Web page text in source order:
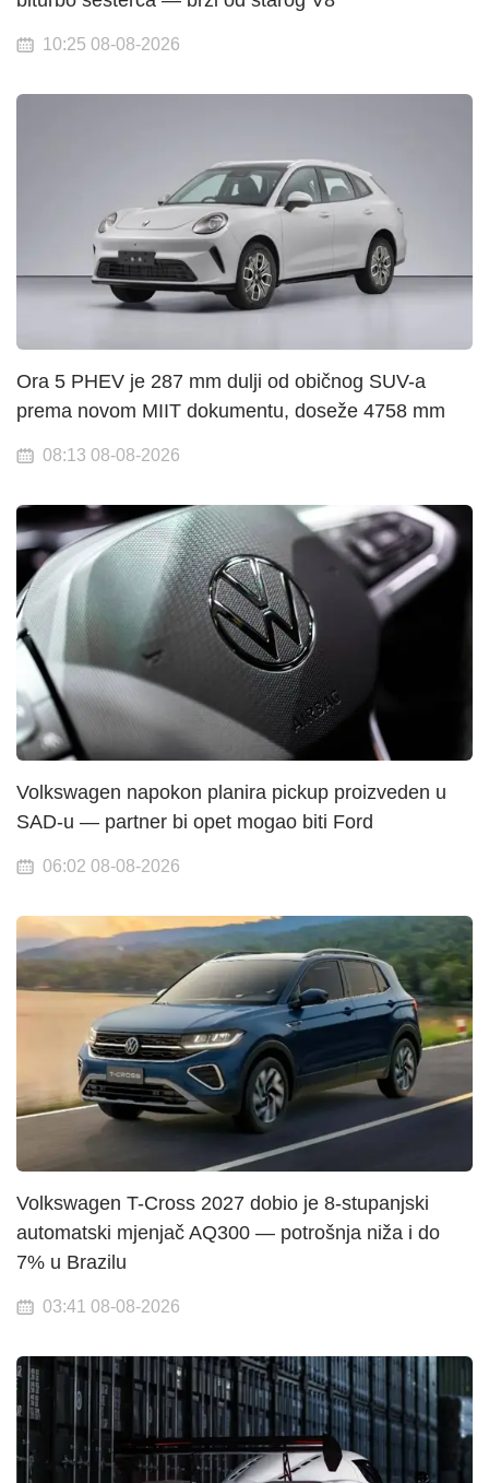
10:25 08-08-2026
Ora 5 PHEV je 287 mm dulji od običnog SUV-a
prema novom MIIT dokumentu, doseže 4758 mm
08:13 08-08-2026
Volkswagen napokon planira pickup proizveden u
SAD-u — partner bi opet mogao biti Ford
06:02 08-08-2026
Volkswagen T-Cross 2027 dobio je 8-stupanjski
automatski mjenjač AQ300 — potrošnja niža i do
7% u Brazilu
03:41 08-08-2026